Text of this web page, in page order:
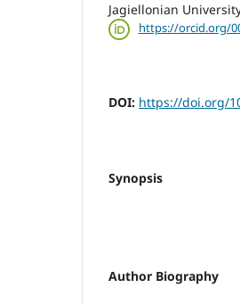
Jagiellonian
https://orcid.org/
DOI: https://doi.org/
Synopsis
Author Biography